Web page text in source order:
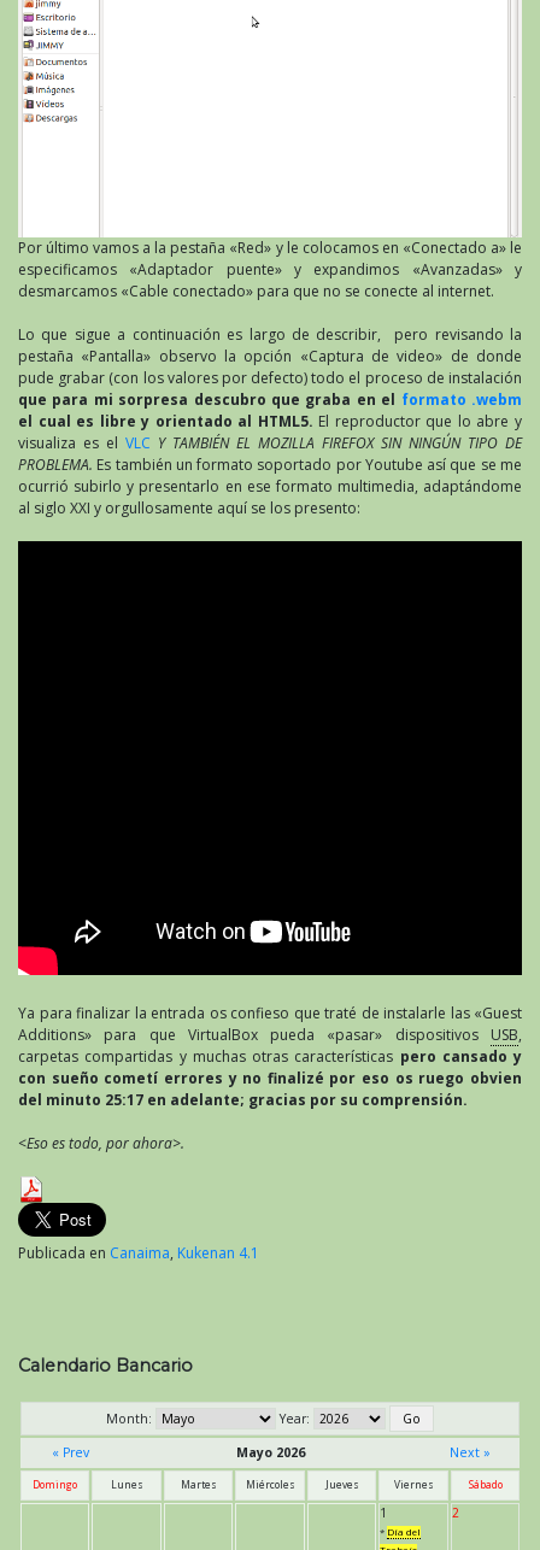
Por último vamos a la pestaña «Red» y le colocamos en «Conectado a» le
especificamos «Adaptador puente» y expandimos «Avanzadas» y
desmarcamos «Cable conectado» para que no se conecte al internet.
Lo que sigue a continuación es largo de describir, pero revisando la
pestaña «Pantalla» observo la opción «Captura de video» de donde
pude grabar (con los valores por defecto) todo el proceso de instalación
que para mi sorpresa descubro que graba en el formato .webm
el cual es libre y orientado al HTML5. El reproductor que lo abre y
visualiza es el VLC Y TAMBIÉN EL MOZILLA FIREFOX SIN NINGÚN TIPO DE
PROBLEMA. Es también un formato soportado por Youtube así que se me
ocurrió subirlo y presentarlo en ese formato multimedia, adaptándome
al siglo XXI y orgullosamente aquí se los presento:
Ya para finalizar la entrada os confieso que traté de instalarle las «Guest
Additions» para que VirtualBox pueda «pasar» dispositivos USB,
carpetas compartidas y muchas otras características pero cansado y
con sueño cometí errores y no finalizé por eso os ruego obvien
del minuto 25:17 en adelante; gracias por su comprensión.
<Eso es todo, por ahora>.
Publicada en Canaima, Kukenan 4.1
Calendario Bancario
Month:
Year:
« Prev
Mayo 2026 Next »
Domingo Lunes Martes Miércoles Jueves Viernes Sábado
1
* Día del
2